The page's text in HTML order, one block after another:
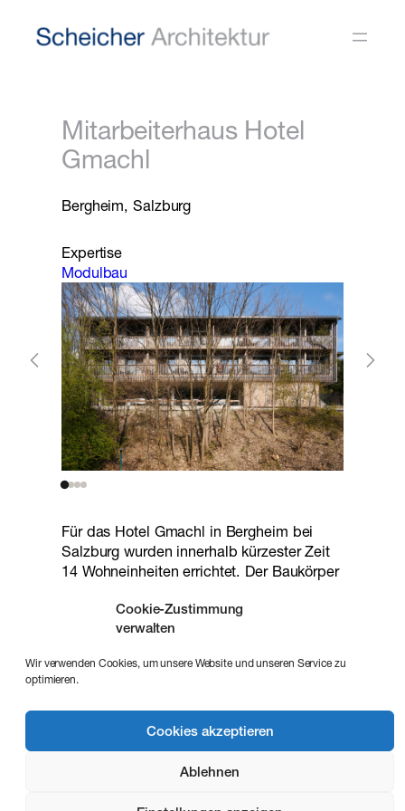
Cookie-Zustimmung
verwalten
Wir verwenden Cookies, um unsere Website und unseren Service zu
optimieren.
Cookies akzeptieren
Ablehnen
Inhalt
Mitarbeiterhaus Hotel
Gmachl
Bergheim, Salzburg
Expertise
Modulbau
Für das Hotel Gmachl in Bergheim bei
Salzburg wurden innerhalb kürzester Zeit
14 Wohneinheiten errichtet. Der Baukörper
fügt sich harmonisch in die umgebende
Bebauung ein. Die vorgefertigten
betonierten Parkplatzgeschoss
wie Fassade, Laubengang und Dach
wurden an Ort und Stelle in Holzbauweise
fertiggestellt.